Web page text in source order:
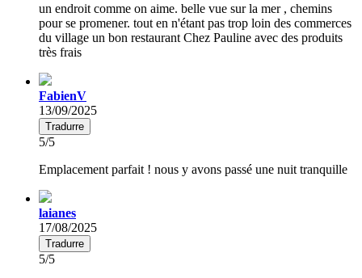
un endroit comme on aime. belle vue sur la mer , chemins
pour se promener. tout en n'étant pas trop loin des commerces
du village un bon restaurant Chez Pauline avec des produits
très frais
FabienV
13/09/2025
Tradurre
5/5
Emplacement parfait ! nous y avons passé une nuit tranquille
laianes
17/08/2025
Tradurre
5/5